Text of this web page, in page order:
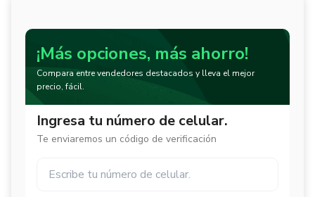
¡Más opciones, más ahorro!
Compara entre vendedores destacados y lleva el mejor
precio, fácil.
Ingresa tu número de celular.
Te enviaremos un código de verificación